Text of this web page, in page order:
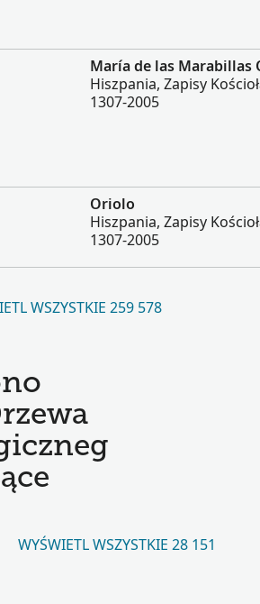
María de las Marabillas
Hiszpania, Zapisy
1307-2005
Oriolo
Hiszpania, Zapisy
1307-2005
WSZYSTKIE 259 578
WYŚWIETL WSZYSTKIE 28 151